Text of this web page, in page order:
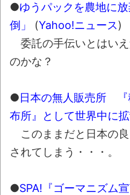
●ゆうパックを農地に
倒」
(Yahoo!ニュース)
委託の手伝いとはい
のかな？
●日本の無人販売所 『
布所』として世界中に
このままだと日本の
されてしまう・・・。
●SPA!『ゴーマニズム宣